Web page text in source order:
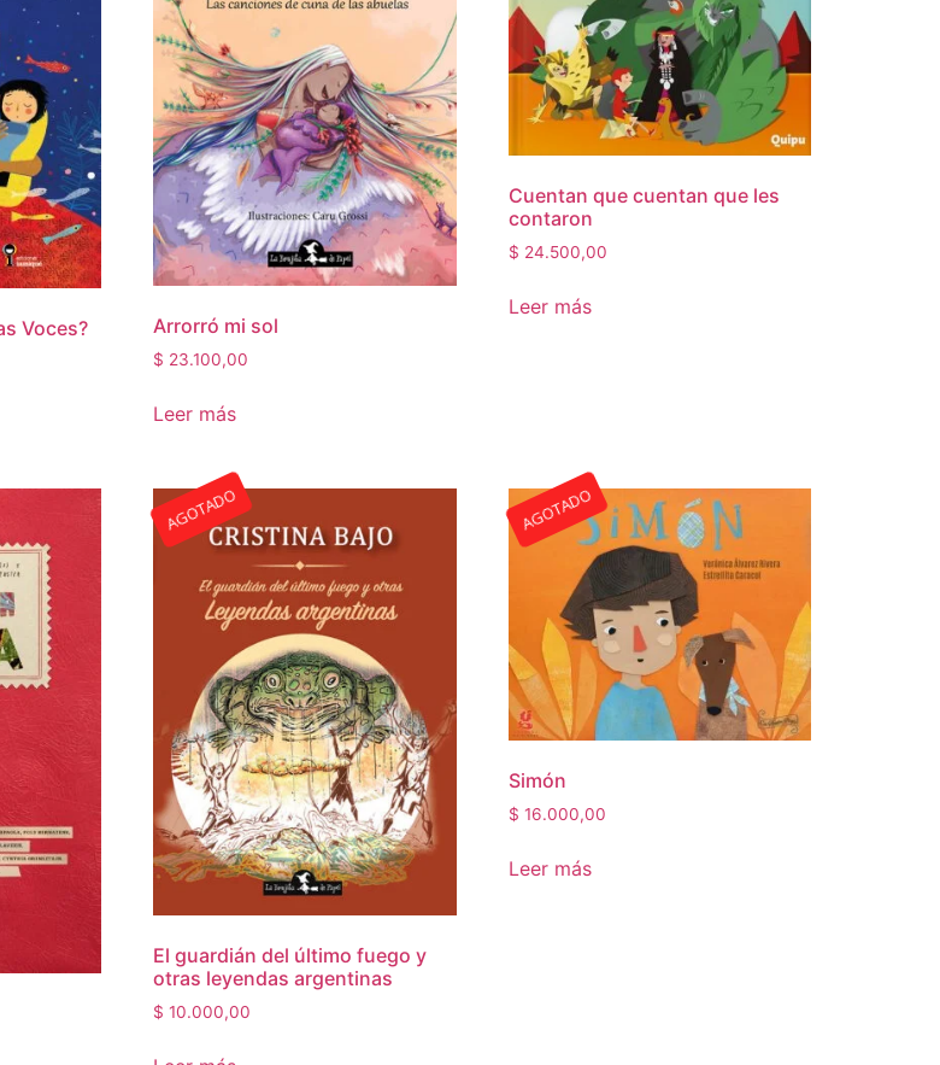
Voces? Arrorró mi sol
$ 23.100,00
Leer más
Cuentan que cuentan que les
contaron
$ 24.500,00
Leer más
AGOTADO
El guardián del último fuego y
otras leyendas argentinas
$ 10.000,00
AGOTADO
Simón
$ 16.000,00
Leer más